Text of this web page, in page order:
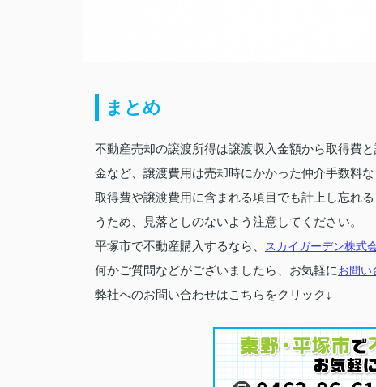
まとめ
不動産売却の譲渡所得は譲渡収入金額から取得費
金など、譲渡費用は売却時にかかった仲介手数料な
取得費や譲渡費用に含まれる項目でも計上し忘れ
うため、見落としのないよう注意してください。
平塚市で不動産購入するなら、
スカイガーデン株式
何かご質問などがございましたら、お気軽にお問い
弊社へのお問い合わせはこちらをクリック↓